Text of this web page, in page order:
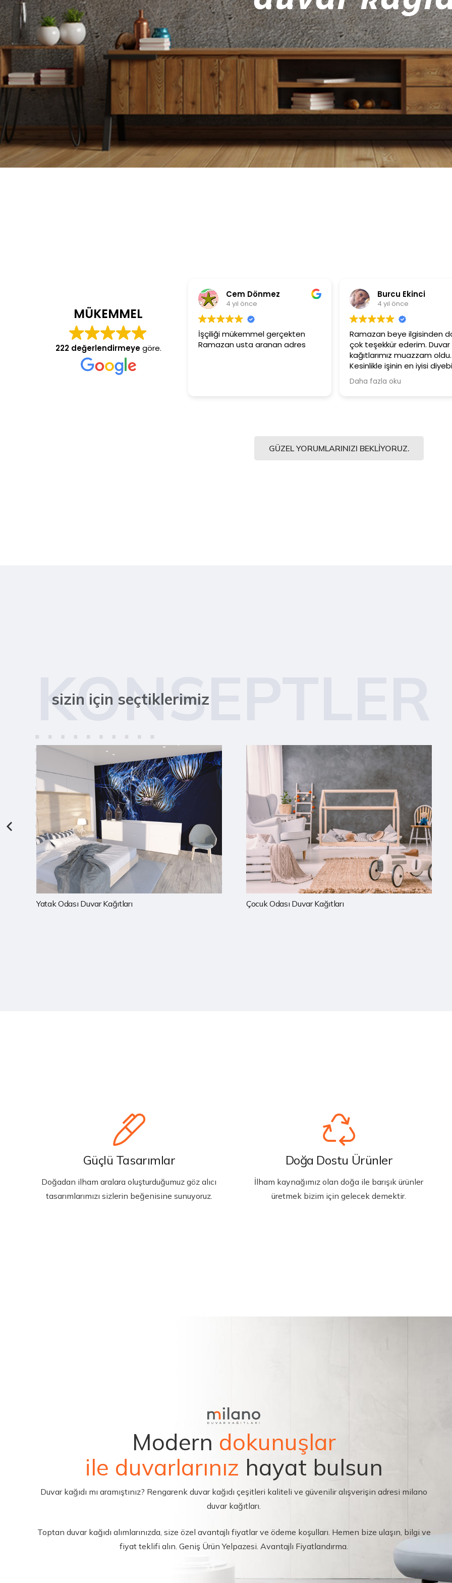
MÜKEMMEL
222 değerlendirmeyegöre.
Cem Dönmez
İşçiliği mükemmel gerçekten
Ramazan usta aranan adres
Burcu Ekinci
Ramazan beye ilgisinden dolayı
çok teşekkür ederim. Duvar
kağıtlarımız muazzam oldu.
Kesinlikle işinin en iyisi diyebilirim.
Şiddetle tavsiye ediyorum.
GÜZEL YORUMLARINIZI BEKLIYORUZ.
KONSEPTLER
sizin için seçtiklerimiz
Çocuk Odası Duvar Kağıtları Mutfak Duvar Kağıtları
Güçlü Tasarımlar
Doğadan ilham aralara oluşturduğumuz göz alıcı
tasarımlarımızı sizlerin beğenisine sunuyoruz.
Doğa Dostu Ürünler
İlham kaynağımız olan doğa ile barışık ürünler
üretmek bizim için gelecek demektir.
Modern dokunuşlar
ile duvarlarınız hayat bulsun
Duvar kağıdı mı aramıştınız? Rengarenk duvar kağıdı çeşitleri kaliteli ve güvenilir alışverişin adresi milano
duvar kağıtları.
Toptan duvar kağıdı alımlarınızda, size özel avantajlı fiyatlar ve ödeme koşulları. Hemen bize ulaşın, bilgi ve
fiyat teklifi alın. Geniş Ürün Yelpazesi. Avantajlı Fiyatlandırma.